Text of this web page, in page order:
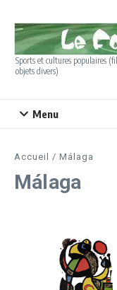
Sports et cultures populaires
objets divers)
Menu
Accueil / Málaga
Málaga